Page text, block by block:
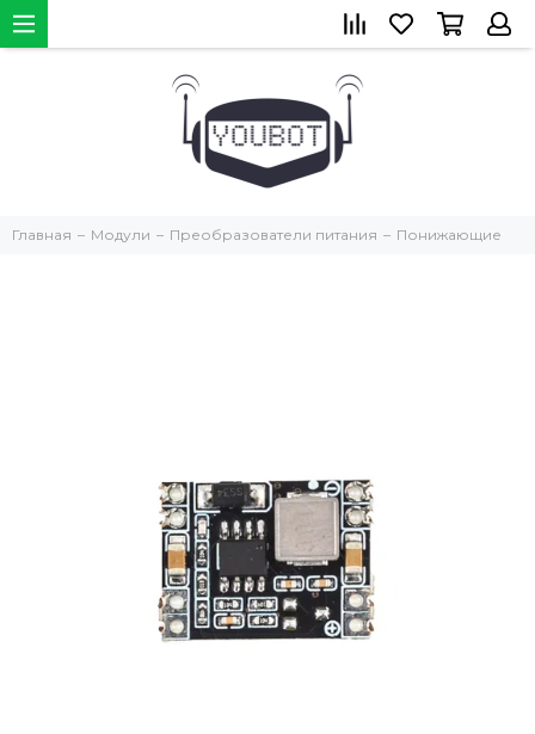
Главная Модули Преобразователи питания Понижающие